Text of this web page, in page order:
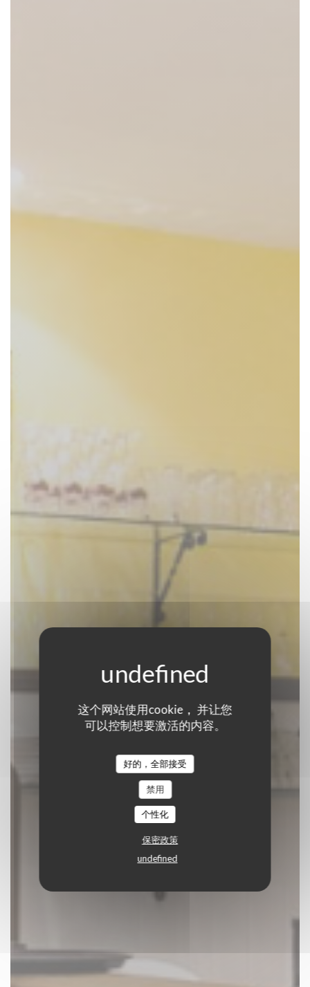
这个网站使用cookie， 并让您
可以控制想要激活的内容。
好的，全部接受
禁用
个性化
保密政策
undefined
C'est bon c'est belge
传统餐厅 BRUXELLES
预订餐位